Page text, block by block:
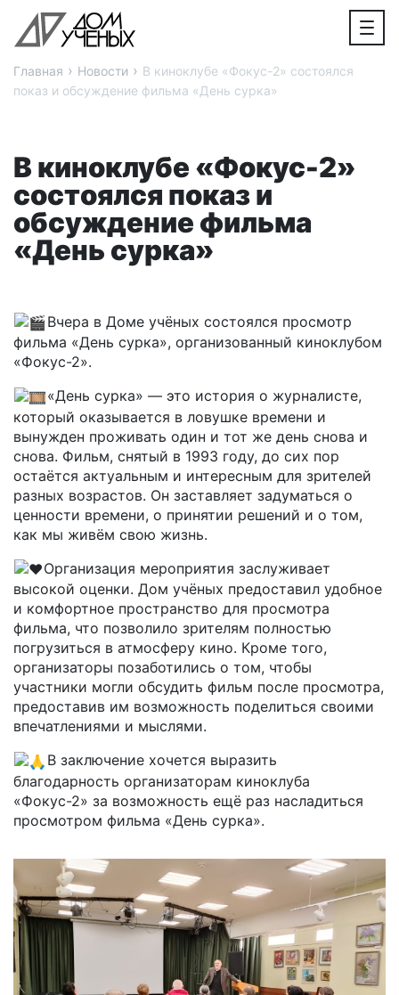
Главная › Новости › В киноклубе «Фокус-2» состоялся
показ и обсуждение фильма «День сурка»
В киноклубе «Фокус-2»
состоялся показ и
обсуждение фильма
«День сурка»
Вчера в Доме учёных состоялся просмотр
фильма «День сурка», организованный киноклубом
«Фокус-2».
«День сурка» — это история о журналисте,
который оказывается в ловушке времени и
вынужден проживать один и тот же день снова и
снова. Фильм, снятый в 1993 году, до сих пор
остаётся актуальным и интересным для зрителей
разных возрастов. Он заставляет задуматься о
ценности времени, о принятии решений и о том,
как мы живём свою жизнь.
Организация мероприятия заслуживает
высокой оценки. Дом учёных предоставил удобное
и комфортное пространство для просмотра
фильма, что позволило зрителям полностью
погрузиться в атмосферу кино. Кроме того,
организаторы позаботились о том, чтобы
участники могли обсудить фильм после просмотра,
предоставив им возможность поделиться своими
впечатлениями и мыслями.
В заключение хочется выразить
благодарность организаторам киноклуба
«Фокус-2» за возможность ещё раз насладиться
просмотром фильма «День сурка».